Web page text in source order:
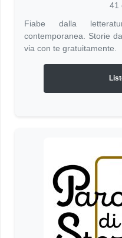
41
Fiabe dalla
contemporanea. Storie
via con te gratuitamente.